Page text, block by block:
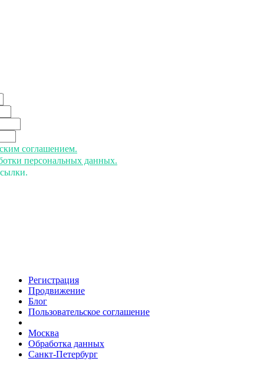
соглашением.
персональных данных.
Регистрация
Продвижение
Блог
Пользовательское соглашение
Москва
Обработка данных
Санкт-Петербург